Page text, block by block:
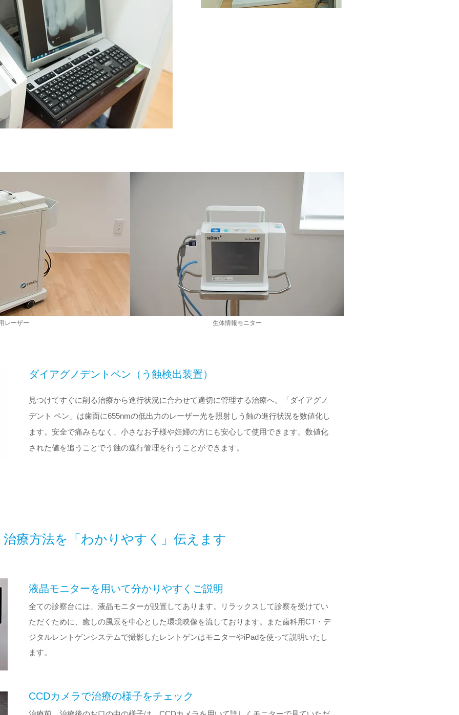
レーザー 生体情報モニター
ダイアグノデントペン（う蝕検出装置）
見つけてすぐに削る治療から進行状況に合わせて適切に管理する治療へ。「ダイアグノ
デント ペン」は歯面に655nmの低出力のレーザー光を照射しう蝕の進行状況を数値化し
ます。安全で痛みもなく、小さなお子様や妊婦の方にも安心して使用できます。数値化
された値を追うことでう蝕の進行管理を行うことができます。
治療方法を「わかりやすく」伝えます
液晶モニターを用いて分かりやすくご説明
全ての診察台には、液晶モニターが設置してあります。リラックスして診察を受けてい
ただくために、癒しの風景を中心とした環境映像を流しております。また歯科用CT・デ
ジタルレントゲンシステムで撮影したレントゲンはモニターやiPadを使って説明いたし
ます。
CCDカメラで治療の様子をチェック